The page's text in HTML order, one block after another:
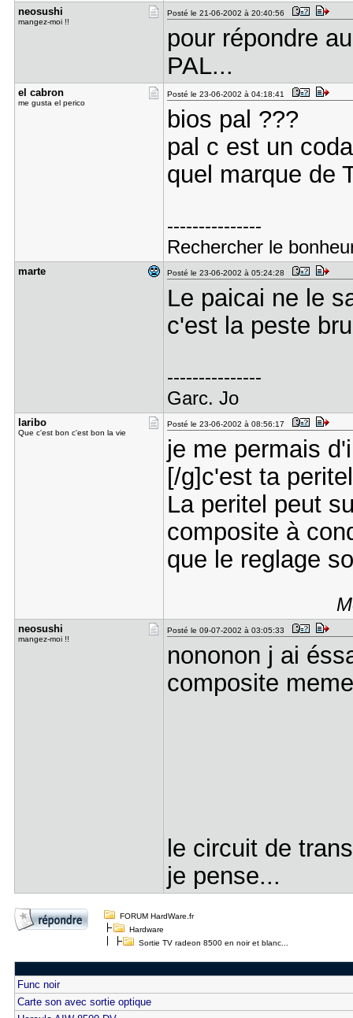
neosushi
mangez-moi !!
Posté le 21-06-2002 à 20:40:56
pour répondre
PAL...
el cabron
me gusta el perico
Posté le 23-06-2002 à 04:18:41
bios pal ???
pal c est un
quel marque de
---------------
Rechercher le
marte Posté le 23-06-2002 à 05:24:28
Le paicai ne le
c'est la peste
---------------
Garc. Jo
laribo
Que c'est bon c'est bon la vie
Posté le 23-06-2002 à 08:56:17
je me permais
[/g]c'est ta
La peritel peut
composite à
que le reglage
neosushi
mangez-moi !!
Posté le 09-07-2002 à 03:05:33
nononon j ai
composite
le circuit de
je pense...
FORUM HardWare.fr
Hardware
Sortie TV radeon 8500 en noir et blanc...
Func noir
Carte son avec sortie optique